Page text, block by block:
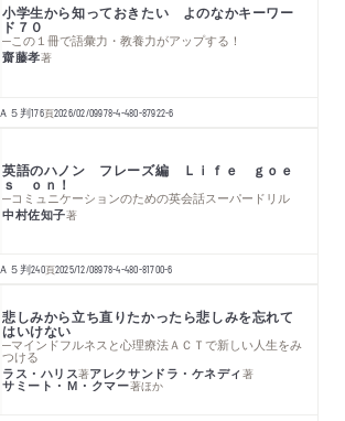
小学生から知っておきたい よのなかキーワー
ド７０
─この１冊で語彙力・教養力がアップする！
齋藤孝著
Ａ５判176頁2026/02/09978-4-480-87922-6
英語のハノン フレーズ編 Ｌｉｆｅ ｇｏｅ
ｓ ｏｎ！
─コミュニケーションのための英会話スーパードリル
中村佐知子著
Ａ５判240頁2025/12/08978-4-480-81700-6
悲しみから立ち直りたかったら悲しみを忘れて
はいけない
─マインドフルネスと心理療法ＡＣＴで新しい人生をみ
つける
ラス・ハリス著アレクサンドラ・ケネディ著
サミート・Ｍ・クマー著ほか